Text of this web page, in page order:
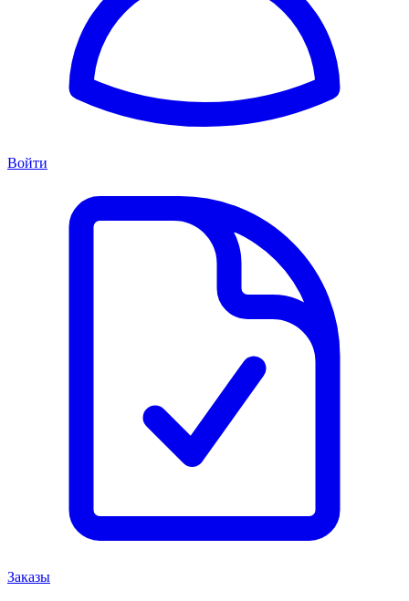
Войти
Заказы